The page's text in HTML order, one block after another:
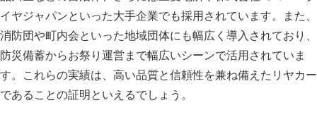
イヤジャパンといった大手企業でも採用されています。また、
消防団や町内会といった地域団体にも幅広く導入されており、
防災備蓄からお祭り運営まで幅広いシーンで活用されていま
す。これらの実績は、高い品質と信頼性を兼ね備えたリヤカー
であることの証明といえるでしょう。